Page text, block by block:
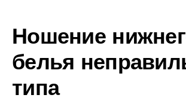
Ношение
белья
типа